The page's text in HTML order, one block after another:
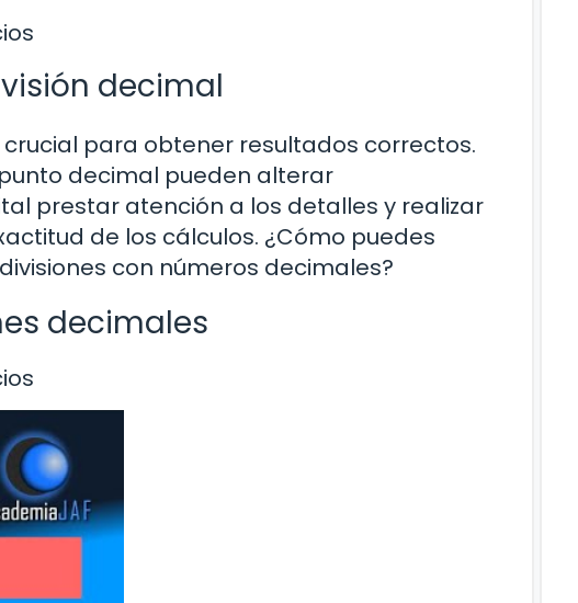
decimal
para obtener resultados correctos.
decimal pueden alterar
prestar atención a los detalles y realizar
de los cálculos. ¿Cómo puedes
con números decimales?
decimales